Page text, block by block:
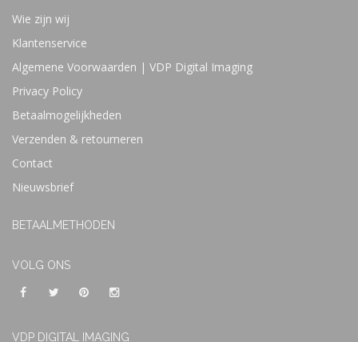
Wie zijn wij
Klantenservice
Algemene Voorwaarden | VDP Digital Imaging
Privacy Policy
Betaalmogelijkheden
Verzenden & retourneren
Contact
Nieuwsbrief
BETAALMETHODEN
VOLG ONS
VDP DIGITAL IMAGING